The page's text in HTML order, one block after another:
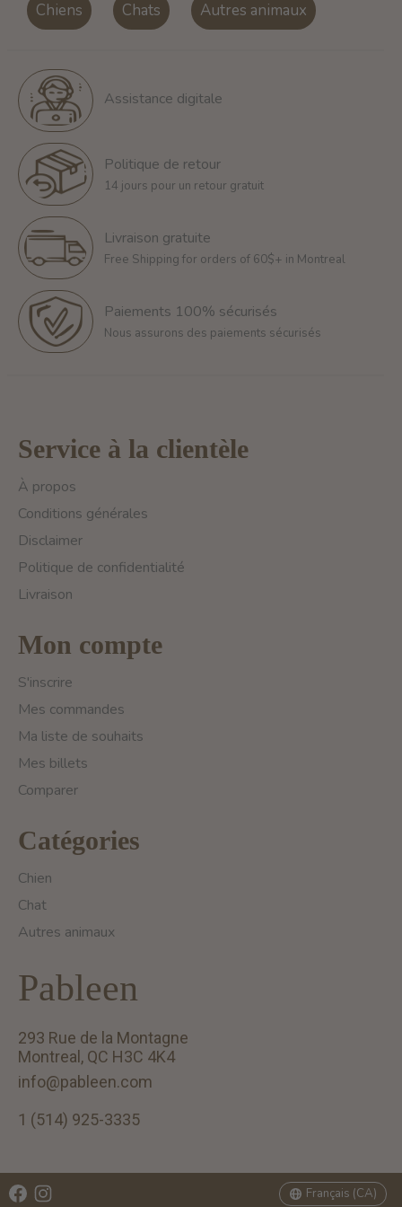
Chiens Chats Autres animaux
Assistance digitale
Politique de retour
14 jours pour un retour gratuit
Livraison gratuite
Free Shipping for orders of 60$+ in Montreal
Paiements 100% sécurisés
Nous assurons des paiements sécurisés
Service à la clientèle
À propos
Conditions générales
Disclaimer
Politique de confidentialité
Livraison
Mon compte
S'inscrire
Mes commandes
Ma liste de souhaits
Mes billets
Comparer
Catégories
Chien
Chat
Autres animaux
Pableen
293 Rue de la Montagne
Montreal, QC H3C 4K4
info@pableen.com
1 (514) 925-3335
Français (CA)